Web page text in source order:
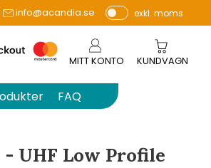
info@acandia.se
P
e
r
vi
s
exkl. moms
MITT KONTO KUNDVAGN
FAQ
- UHF Low Profile